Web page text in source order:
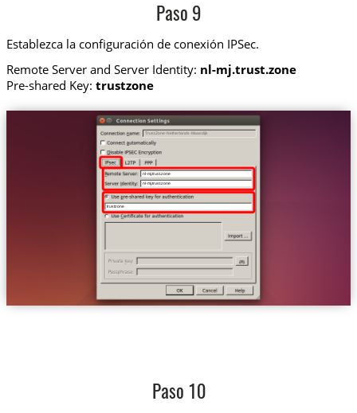
Paso 9
Establezca la configuración de conexión IPSec.
Remote Server and Server Identity: nl-mj.trust.zone
Pre-shared Key: trustzone
Trust.Zone-Netherlands-Maasdijk
nl-mj.trust.zone
nl-mj.trust.zone
trustzone
Paso 10